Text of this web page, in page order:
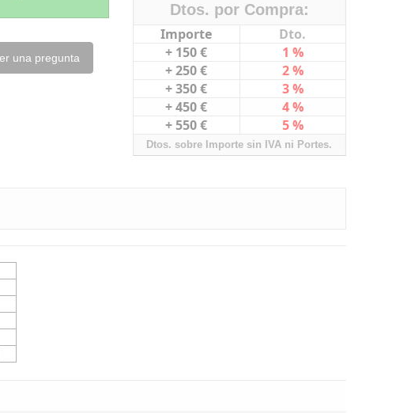
una pregunta
Dtos. por Compra:
Importe
Dto.
+ 150 €
1 %
+ 250 €
2 %
+ 350 €
3 %
+ 450 €
4 %
+ 550 €
5 %
Dtos. sobre Importe sin IVA ni Portes.